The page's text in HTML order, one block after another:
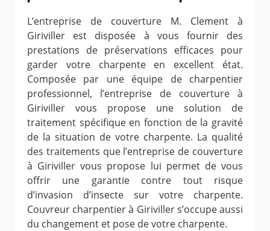
L’entreprise de couverture M. Clement à
Giriviller est disposée à vous fournir des
prestations de préservations efficaces pour
garder votre charpente en excellent état.
Composée par une équipe de charpentier
professionnel, l’entreprise de couverture à
Giriviller vous propose une solution de
traitement spécifique en fonction de la gravité
de la situation de votre charpente. La qualité
des traitements que l’entreprise de couverture
à Giriviller vous propose lui permet de vous
offrir une garantie contre tout risque
d’invasion d’insecte sur votre charpente.
Couvreur charpentier à Giriviller s’occupe aussi
du changement et pose de votre charpente.